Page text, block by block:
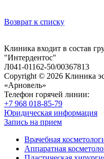
Возврат к списку
Клиника входит в состав
"Интердентос"
Л041-01162-50/00367813
Copyright © 2026 Клиника
«Арновель»
Телефон горячей линии:
+7 968 018-85-79
Юридическая информация
Запись на прием
Врачебная
Аппаратная